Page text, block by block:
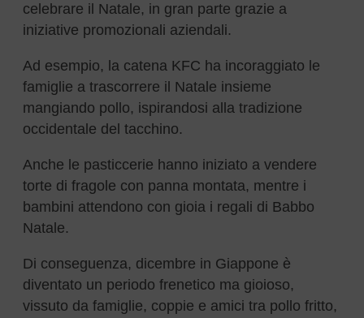
celebrare il Natale, in gran parte grazie a
iniziative promozionali aziendali.
Ad esempio, la catena KFC ha incoraggiato le
famiglie a trascorrere il Natale insieme
mangiando pollo, ispirandosi alla tradizione
occidentale del tacchino.
Anche le pasticcerie hanno iniziato a vendere
torte di fragole con panna montata, mentre i
bambini attendono con gioia i regali di Babbo
Natale.
Di conseguenza, dicembre in Giappone è
diventato un periodo frenetico ma gioioso,
vissuto da famiglie, coppie e amici tra pollo fritto,